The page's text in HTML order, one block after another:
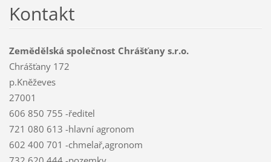
Kontakt
Zemědělská společnost Chrášťany s.r.o.
Chrášťany 172
p.Kněževes
27001
606 850 755 -ředitel
721 080 613 -hlavní agronom
602 400 701 -chmelař,agronom